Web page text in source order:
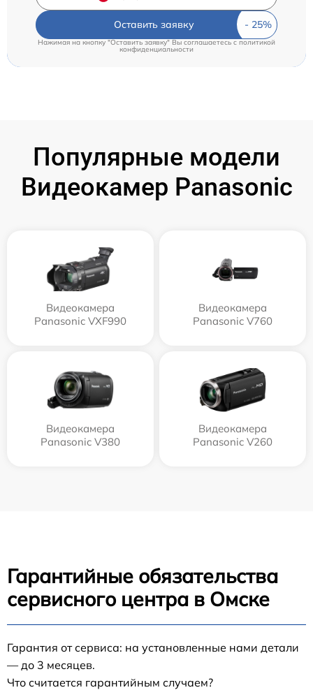
Оставить заявку
Нажимая на кнопку "Оставить заявку" Вы соглашаетесь cполитикой
конфиденциальности
Популярные модели
Видеокамер Panasonic
Видеокамера
Panasonic VXF990
Видеокамера
Panasonic V760
Видеокамера
Panasonic V380
Видеокамера
Panasonic V260
Гарантийные обязательства
сервисного центра в Омске
Гарантия от сервиса: на установленные нами детали
— до 3 месяцев.
Что считается гарантийным случаем?